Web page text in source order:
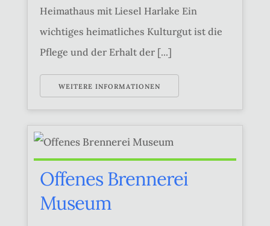
Heimathaus mit Liesel Harlake Ein
wichtiges heimatliches Kulturgut ist die
Pflege und der Erhalt der [...]
WEITERE INFORMATIONEN
Offenes Brennerei
Museum